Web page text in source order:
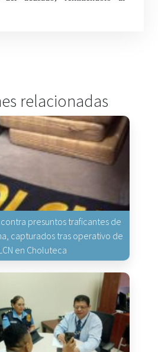
relacionadas
presuntos traficantes de
capturados tras operativo de
en Choluteca